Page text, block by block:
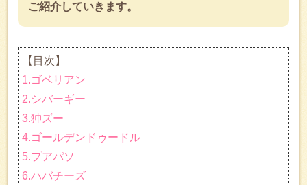
ご紹介していきます。
【目次】
1.ゴベリアン
2.シバーギー
3.狆ズー
4.ゴールデンドゥードル
5.プアパソ
6.ハバチーズ